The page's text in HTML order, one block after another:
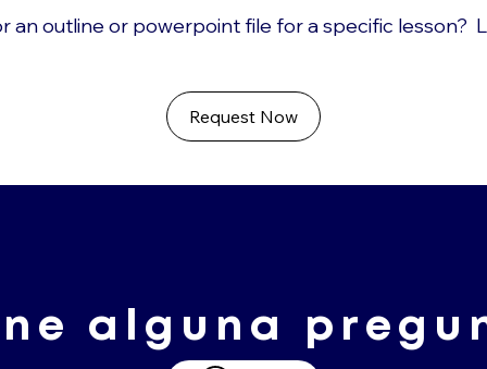
an outline or powerpoint file for a specific lesson?
Request Now
alguna